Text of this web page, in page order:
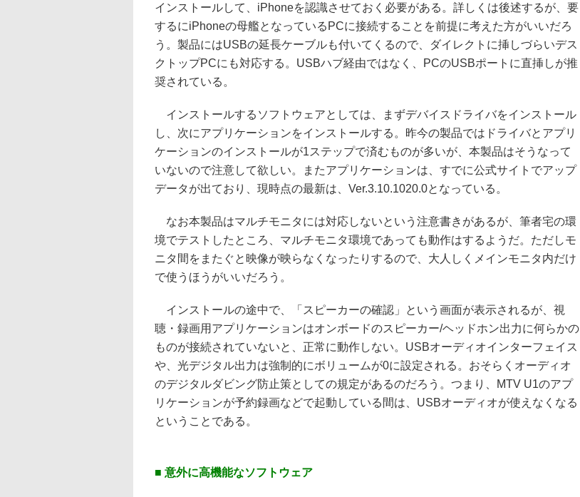
インストールして、iPhoneを認識させておく必要がある。詳しくは後述するが、要
するにiPhoneの母艦となっているPCに接続することを前提に考えた方がいいだろ
う。製品にはUSBの延長ケーブルも付いてくるので、ダイレクトに挿しづらいデス
クトップPCにも対応する。USBハブ経由ではなく、PCのUSBポートに直挿しが推
奨されている。
インストールするソフトウェアとしては、まずデバイスドライバをインストール
し、次にアプリケーションをインストールする。昨今の製品ではドライバとアプリ
ケーションのインストールが1ステップで済むものが多いが、本製品はそうなって
いないので注意して欲しい。またアプリケーションは、すでに公式サイトでアップ
データが出ており、現時点の最新は、Ver.3.10.1020.0となっている。
なお本製品はマルチモニタには対応しないという注意書きがあるが、筆者宅の環
境でテストしたところ、マルチモニタ環境であっても動作はするようだ。ただしモ
ニタ間をまたぐと映像が映らなくなったりするので、大人しくメインモニタ内だけ
で使うほうがいいだろう。
インストールの途中で、「スピーカーの確認」という画面が表示されるが、視
聴・録画用アプリケーションはオンボードのスピーカー/ヘッドホン出力に何らかの
ものが接続されていないと、正常に動作しない。USBオーディオインターフェイス
や、光デジタル出力は強制的にボリュームが0に設定される。おそらくオーディオ
のデジタルダビング防止策としての規定があるのだろう。つまり、MTV U1のアプ
リケーションが予約録画などで起動している間は、USBオーディオが使えなくなる
ということである。
■ 意外に高機能なソフトウェア